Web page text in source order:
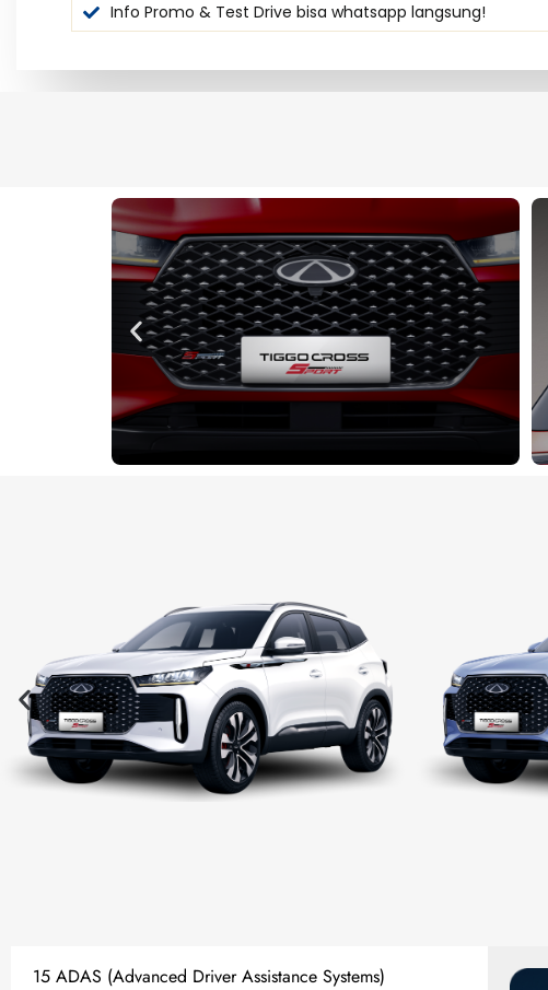
Info Promo & Test Drive bisa whatsapp langsung!
15 ADAS (Advanced Driver Assistance Systems)